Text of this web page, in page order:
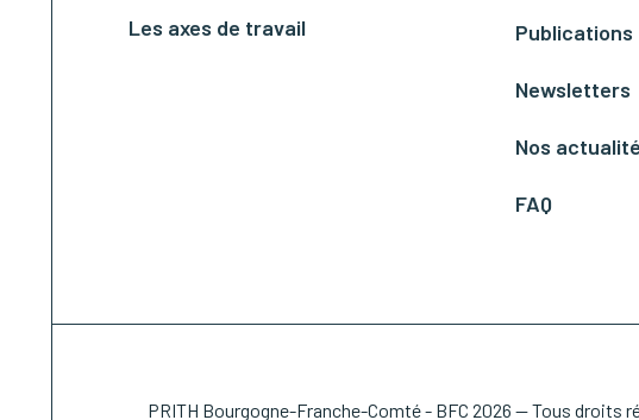
Les axes de travail Publications
Newsletters
Nos
FAQ
PRITH Bourgogne-Franche-Comté - BFC 2026 — Tous droits